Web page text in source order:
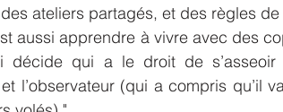
ateliers partagés, et des règles
aussi apprendre à vivre avec des
décide qui a le droit de
l’observateur (qui a compris qu’il